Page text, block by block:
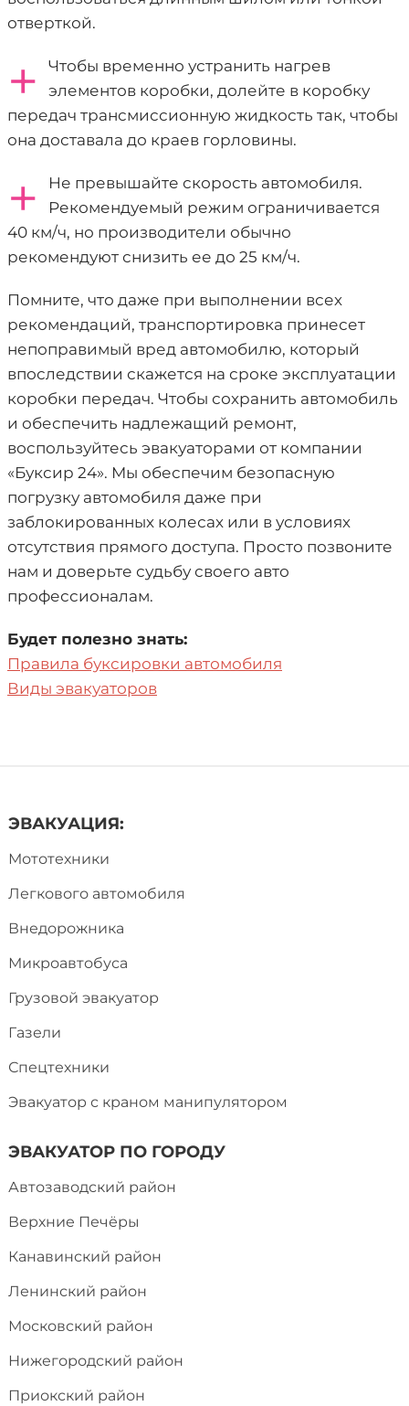
отверткой.
+
Чтобы временно устранить нагрев
элементов коробки, долейте в коробку
передач трансмиссионную жидкость так, чтобы
она доставала до краев горловины.
+
Не превышайте скорость автомобиля.
Рекомендуемый режим ограничивается
40 км/ч, но производители обычно
рекомендуют снизить ее до 25 км/ч.
Помните, что даже при выполнении всех
рекомендаций, транспортировка принесет
непоправимый вред автомобилю, который
впоследствии скажется на сроке эксплуатации
коробки передач. Чтобы сохранить автомобиль
и обеспечить надлежащий ремонт,
воспользуйтесь эвакуаторами от компании
«Буксир 24». Мы обеспечим безопасную
погрузку автомобиля даже при
заблокированных колесах или в условиях
отсутствия прямого доступа. Просто позвоните
нам и доверьте судьбу своего авто
профессионалам.
Будет полезно знать:
Правила буксировки автомобиля
Виды эвакуаторов
ЭВАКУАЦИЯ:
Мототехники
Легкового автомобиля
Внедорожника
Микроавтобуса
Грузовой эвакуатор
Газели
Спецтехники
Эвакуатор с краном манипулятором
ЭВАКУАТОР ПО ГОРОДУ
Автозаводский район
Верхние Печёры
Канавинский район
Ленинский район
Московский район
Нижегородский район
Приокский район